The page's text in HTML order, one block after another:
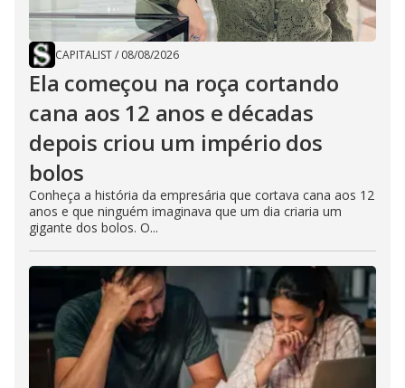
CAPITALIST/ 08/08/2026
Ela começou na roça cortando
cana aos 12 anos e décadas
depois criou um império dos
bolos
Conheça a história da empresária que cortava cana aos 12
anos e que ninguém imaginava que um dia criaria um
gigante dos bolos. O...